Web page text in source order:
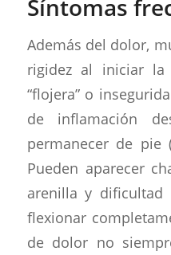
Síntomas
Además del dolor,
rigidez al iniciar la
“flojera” o
de inflamación
permanecer de pie
Pueden aparecer
arenilla y dificultad
flexionar
de dolor no